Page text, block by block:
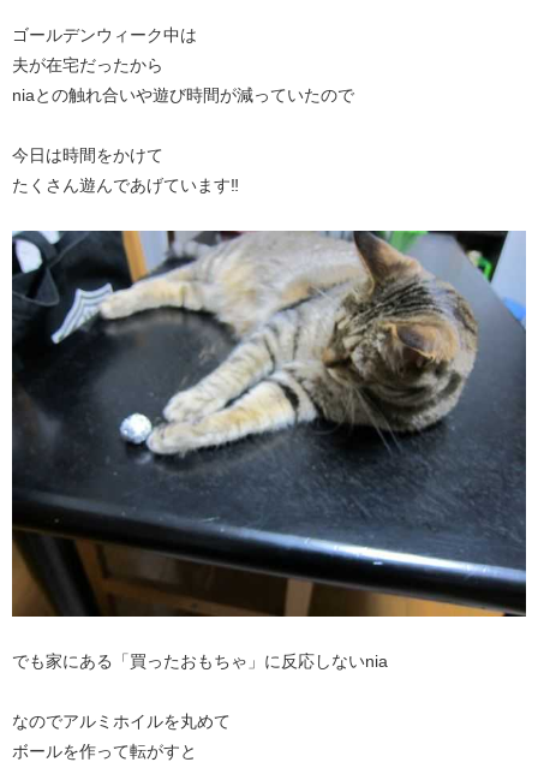
ゴールデンウィーク中は
夫が在宅だったから
niaとの触れ合いや遊び時間が減っていたので
今日は時間をかけて
たくさん遊んであげています‼
でも家にある「買ったおもちゃ」に反応しないnia
なのでアルミホイルを丸めて
ボールを作って転がすと